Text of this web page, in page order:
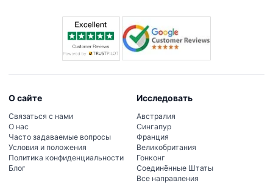
О сайте
Связаться с нами
О нас
Часто задаваемые вопросы
Условия и положения
Политика конфиденциальности
Блог
Исследовать
Австралия
Сингапур
Франция
Великобритания
Гонконг
Соединённые Штаты
Все направления